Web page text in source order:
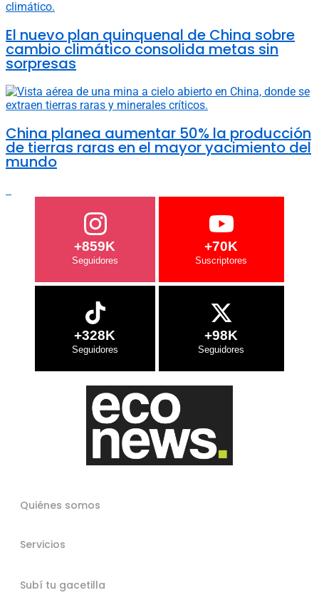
El nuevo plan quinquenal de China sobre
cambio climático consolida metas sin
sorpresas
China planea aumentar 50% la producción
de tierras raras en el mayor yacimiento del
mundo
+859K +70K
+328K +98K
Quiénes somos
Servicios
Subí tu gacetilla